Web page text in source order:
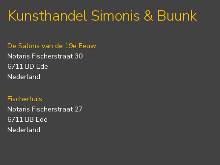
Kunsthandel Simonis & Buunk
De Salons van de 19e Eeuw
Notaris Fischerstraat 30
6711 BD Ede
Nederland
Fischerhuis
Notaris Fischerstraat 27
6711 BB Ede
Nederland